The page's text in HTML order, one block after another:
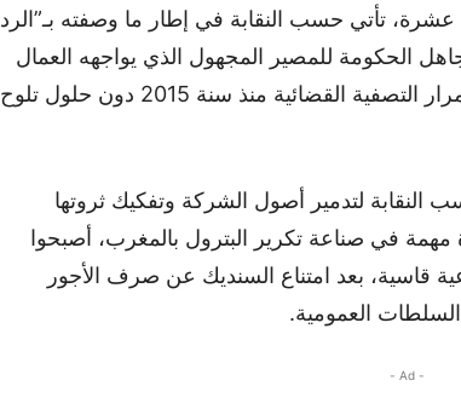
تأتي حسب النقابة في إطار ما وصفته بـ”الرد
الحكومة للمصير المجهول الذي يواجهه العمال
والمتقاعدون على حد سواء”، في ظل استمرار التصفية القضائية منذ سنة 2015 دون حلول تلوح
لتدمير أصول الشركة وتفكيك ثروتها
مهمة في صناعة تكرير البترول بالمغرب، أصبحوا
قاسية، بعد امتناع السنديك عن صرف الأجور
العمومية.
- Ad -